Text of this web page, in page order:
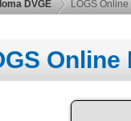
DVGE LOGS Online
Online